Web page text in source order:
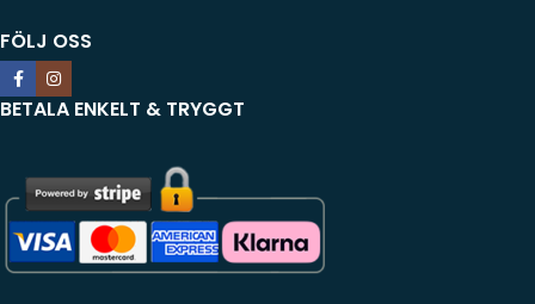
FÖLJ OSS
BETALA ENKELT & TRYGGT